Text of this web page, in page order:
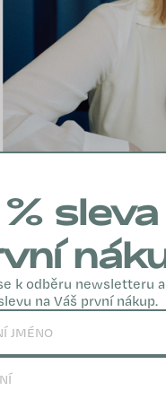
sleva
k odběru newsletteru
na Váš první nákup.